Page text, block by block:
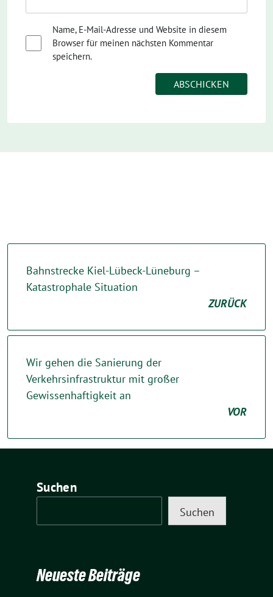
Name, E-Mail-Adresse und Website in diesem
Browser für meinen nächsten Kommentar
speichern.
Bahnstrecke Kiel-Lübeck-Lüneburg –
Katastrophale Situation
ZURÜCK
Wir gehen die Sanierung der
Verkehrsinfrastruktur mit großer
Gewissenhaftigkeit an
VOR
Suchen
Suchen
Neueste Beiträge